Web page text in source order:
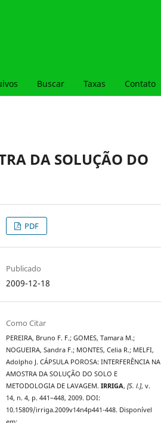
Buscar Taxas Contato
DA SOLUÇÃO DO
PDF
Publicado
2009-12-18
Como Citar
PEREIRA, Bruno F. F.; GOMES, Tamara M.;
NOGUEIRA, Sandra F.; MONTES, Celia R.; MELFI,
Adolpho J. CÁPSULA POROSA: INTERFERÊNCIA NA
AMOSTRA DA SOLUÇÃO DO SOLO E
METODOLOGIA DE LAVAGEM.IRRIGA,[S. l.], v.
14, n. 4, p. 441–448, 2009. DOI:
10.15809/irriga.2009v14n4p441-448. Disponível